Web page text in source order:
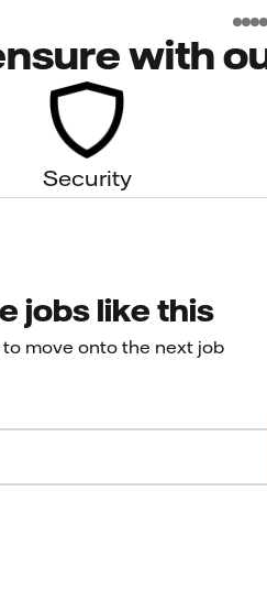
with
Security
jobs like this
move onto the next job